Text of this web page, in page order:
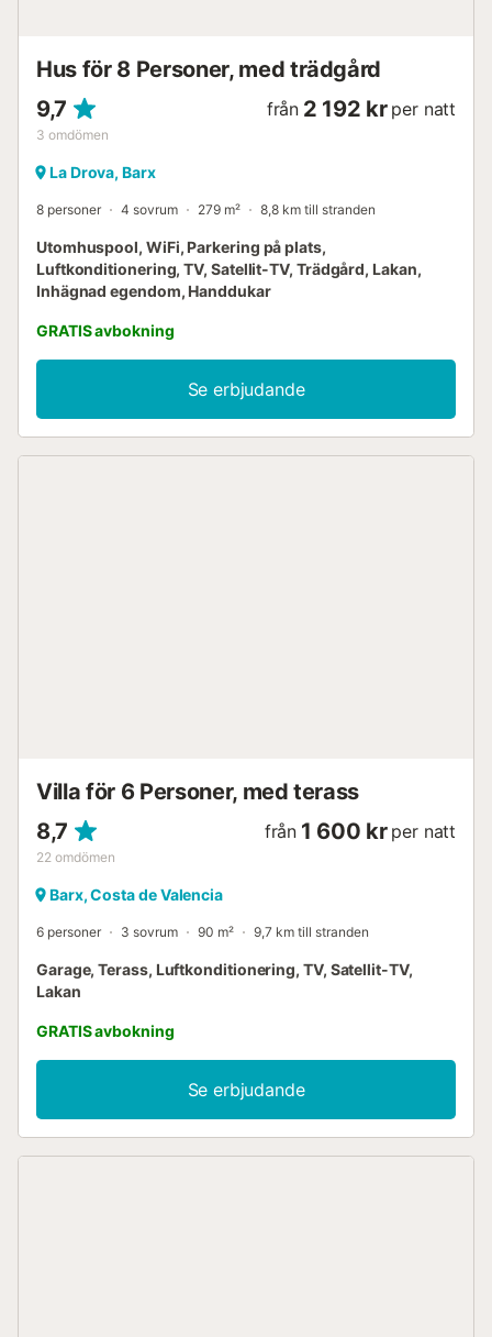
Hus för 8 Personer, med trädgård
9,7
3 omdömen
från 2 192 kr per natt
La Drova, Barx
8 personer 4 sovrum 279 m² 8,8 km till stranden
Utomhuspool, WiFi, Parkering på plats,
Luftkonditionering, TV, Satellit-TV, Trädgård, Lakan,
Inhägnad egendom, Handdukar
GRATIS avbokning
Se erbjudande
Villa för 6 Personer, med terass
8,7
22 omdömen
från 1 600 kr per natt
Barx, Costa de Valencia
6 personer 3 sovrum 90 m² 9,7 km till stranden
Garage, Terass, Luftkonditionering, TV, Satellit-TV,
Lakan
GRATIS avbokning
Se erbjudande